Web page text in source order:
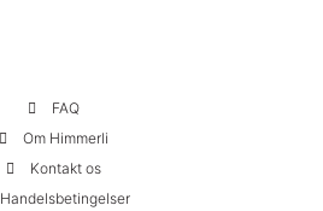
FAQ
Om Himmerli
Kontakt os
Handelsbetingelser